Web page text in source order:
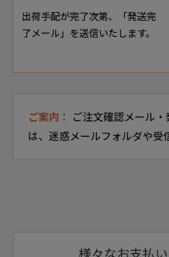
出荷手配が完了次第、「発送完
了メール」を送信いたします。
ご案内： ご注文確認メール
は、迷惑メールフォルダや受